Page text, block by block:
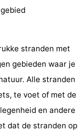
stranden met
gebieden waar je
Alle stranden
te voet of met de
en andere
dat de stranden op